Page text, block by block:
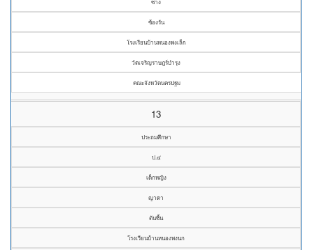
ซาง
ซ้องรัน
โรงเรียนบ้านหนองพงเล็ก
วัดเจริญราษฎร์บำรุง
คณะจังหวัดนครปฐม
13
ประถมศึกษา
ป.๔
เด็กหญิง
ญาดา
ตันซิ้น
โรงเรียนบ้านหนองพงนก